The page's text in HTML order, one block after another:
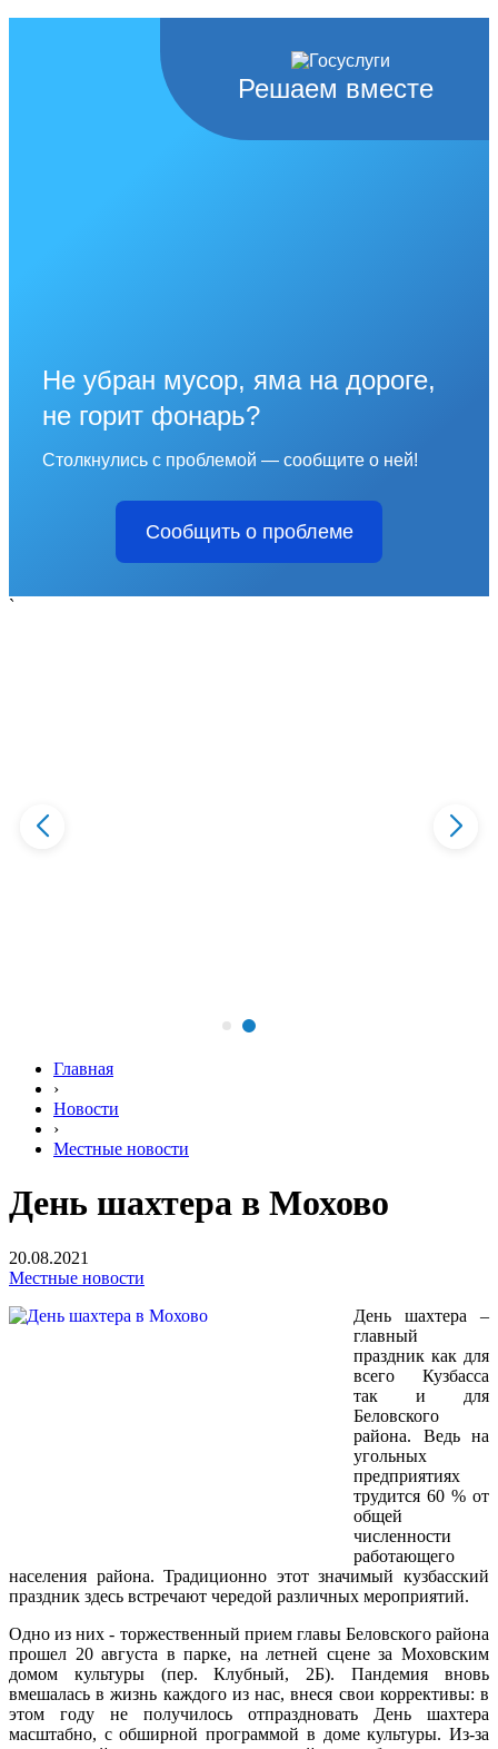
Решаем вместе
Не убран мусор, яма на дороге,
не горит фонарь?
Столкнулись с проблемой — сообщите о ней!
Сообщить о проблеме
`
Главная
›
Новости
›
Местные новости
День шахтера в Мохово
20.08.2021
Местные новости
День шахтера –
главный
праздник как для
всего Кузбасса
так и для
Беловского
района. Ведь на
угольных
предприятиях
трудится 60 % от
общей
численности
работающего
населения района. Традиционно этот значимый кузбасский
праздник здесь встречают чередой различных мероприятий.
Одно из них - торжественный прием главы Беловского района
прошел 20 августа в парке, на летней сцене за Моховским
домом культуры (пер. Клубный, 2Б). Пандемия вновь
вмешалась в жизнь каждого из нас, внеся свои коррективы: в
этом году не получилось отпраздновать День шахтера
масштабно, с обширной программой в доме культуры. Из-за